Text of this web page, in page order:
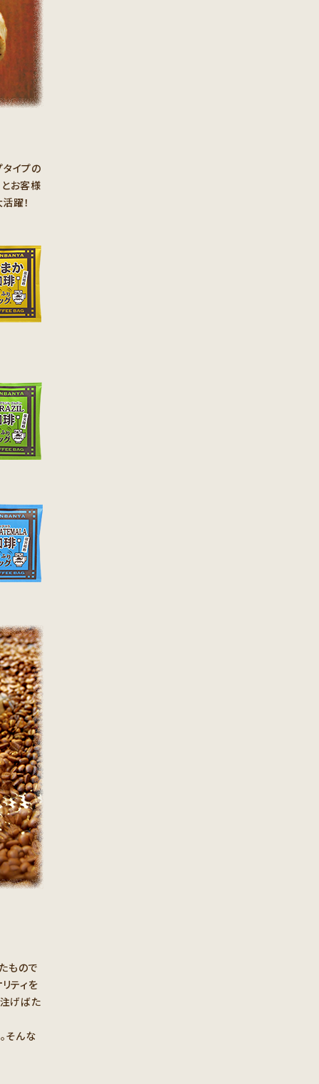
タイプの
とお客様
躍！
もので
ティを
げばた
そんな